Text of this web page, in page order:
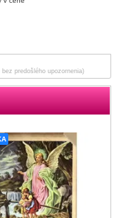
predošlého upozornenia)